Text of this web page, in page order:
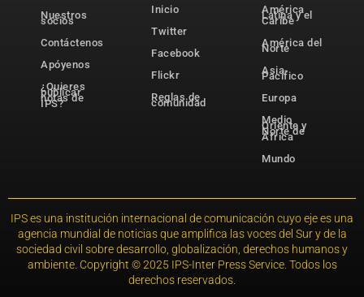
Nuestros
socios
Contáctenos
Apóyenos
¿Quieres
publicar
notas de
IPS?
Inicio
Twitter
Facebook
Flickr
Reglas de
comunidad
América
Latina y el
Caribe
América del
Norte
Asia-
Pacífico
Europa
Medio
Oriente y
Norte de
África
Mundo
IPS es una institución internacional de comunicación cuyo eje es una
agencia mundial de noticias que amplifica las voces del Sur y de la
sociedad civil sobre desarrollo, globalización, derechos humanos y
ambiente. Copyright © 2025 IPS-Inter Press Service. Todos los
derechos reservados.